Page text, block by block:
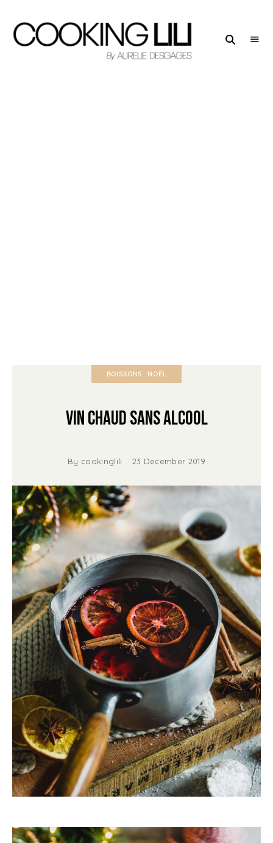
BOISSONS NOËL
Vin chaud sans alcool
By cookinglili 23 December 2019